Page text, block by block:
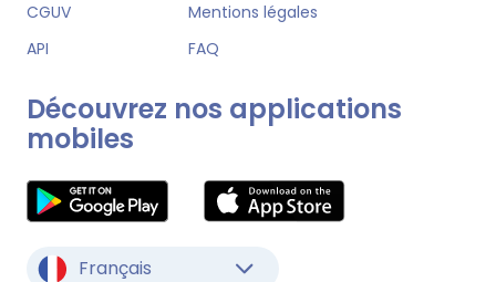
CGUV
Mentions légales
API
FAQ
Découvrez nos applications
mobiles
Français